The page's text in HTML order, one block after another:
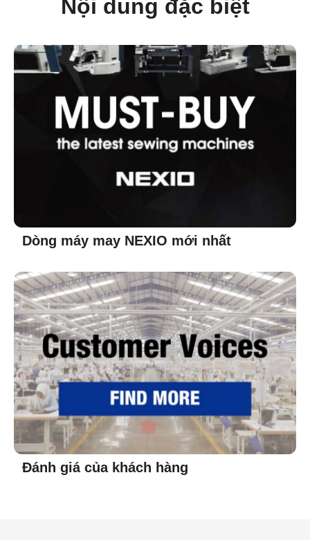
Nội dung đặc biệt
Dòng máy may NEXIO mới nhất
Đánh giá của khách hàng